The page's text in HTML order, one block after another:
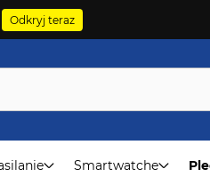
Odkryj teraz
Smartwatche